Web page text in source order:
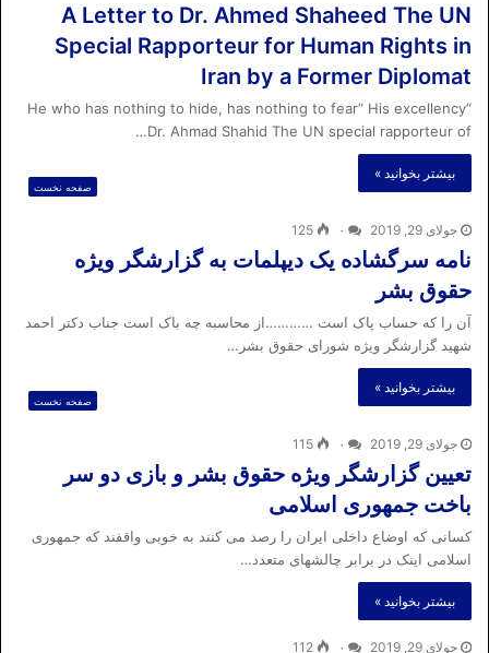
A Letter to Dr. Ahmed Shaheed The UN
Special Rapporteur for Human Rights in
Iran by a Former Diplomat
“He who has nothing to hide, has nothing to fear” His excellency
Dr. Ahmad Shahid The UN special rapporteur of…
بیشتر بخوانید »
صفحه نخست
جولای 29, 2019 ۰ 125
نامه سرگشاده یک دیپلمات به گزارشگر ویژه
حقوق بشر
آن را که حساب پاک است …………از محاسبه چه باک است جناب دکتر احمد
شهید گزارشگر ویژه شورای حقوق بشر…
بیشتر بخوانید »
صفحه نخست
جولای 29, 2019 ۰ 115
تعیین گزارشگر ویژه حقوق بشر و بازی دو سر
باخت جمهوری اسلامی
کسانی که اوضاع داخلی ایران را رصد می کنند به خوبی واقفند که جمهوری
اسلامی اینک در برابر چالشهای متعدد…
بیشتر بخوانید »
جولای 29, 2019 ۰ 112